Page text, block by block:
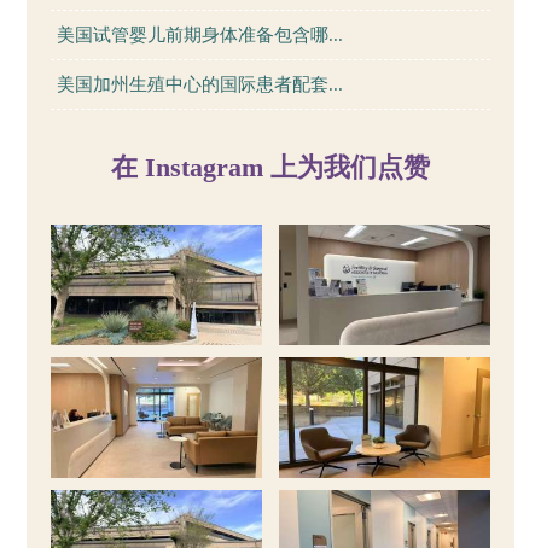
美国试管婴儿前期身体准备包含哪...
美国加州生殖中心的国际患者配套...
在 Instagram 上为我们点赞